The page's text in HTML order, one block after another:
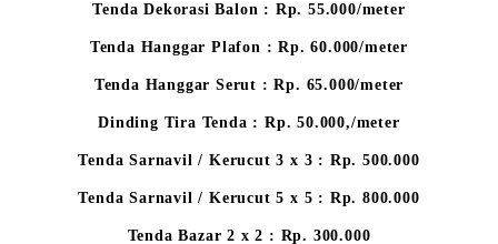
Tenda Dekorasi Balon : Rp. 55.000/meter
Tenda Hanggar Plafon : Rp. 60.000/meter
Tenda Hanggar Serut : Rp. 65.000/meter
Dinding Tira Tenda : Rp. 50.000,/meter
Tenda Sarnavil / Kerucut 3 x 3 : Rp. 500.000
Tenda Sarnavil / Kerucut 5 x 5 : Rp. 800.000
Tenda Bazar 2 x 2 : Rp. 300.000